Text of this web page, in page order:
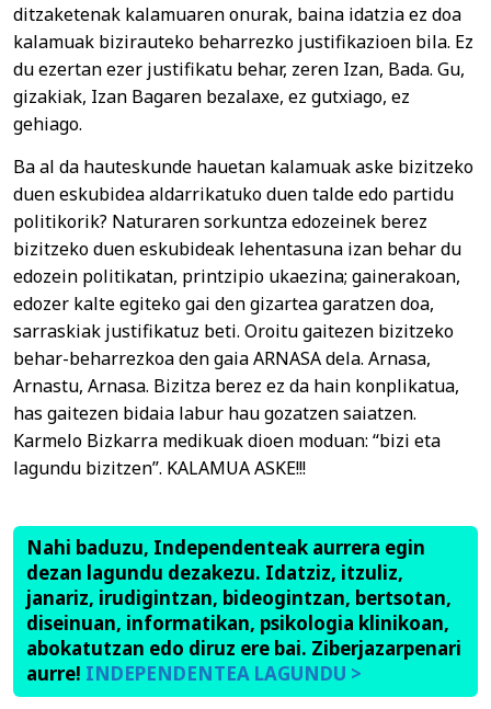
ditzaketenak kalamuaren onurak, baina idatzia ez doa
kalamuak bizirauteko beharrezko justifikazioen bila. Ez
du ezertan ezer justifikatu behar, zeren Izan, Bada. Gu,
gizakiak, Izan Bagaren bezalaxe, ez gutxiago, ez
gehiago.
Ba al da hauteskunde hauetan kalamuak aske bizitzeko
duen eskubidea aldarrikatuko duen talde edo partidu
politikorik? Naturaren sorkuntza edozeinek berez
bizitzeko duen eskubideak lehentasuna izan behar du
edozein politikatan, printzipio ukaezina; gainerakoan,
edozer kalte egiteko gai den gizartea garatzen doa,
sarraskiak justifikatuz beti. Oroitu gaitezen bizitzeko
behar-beharrezkoa den gaia ARNASA dela. Arnasa,
Arnastu, Arnasa. Bizitza berez ez da hain konplikatua,
has gaitezen bidaia labur hau gozatzen saiatzen.
Karmelo Bizkarra medikuak dioen moduan: “bizi eta
lagundu bizitzen”. KALAMUA ASKE!!!
Nahi baduzu, Independenteak aurrera egin
dezan lagundu dezakezu. Idatziz, itzuliz,
janariz, irudigintzan, bideogintzan, bertsotan,
diseinuan, informatikan, psikologia klinikoan,
abokatutzan edo diruz ere bai. Ziberjazarpenari
aurre! INDEPENDENTEA LAGUNDU >